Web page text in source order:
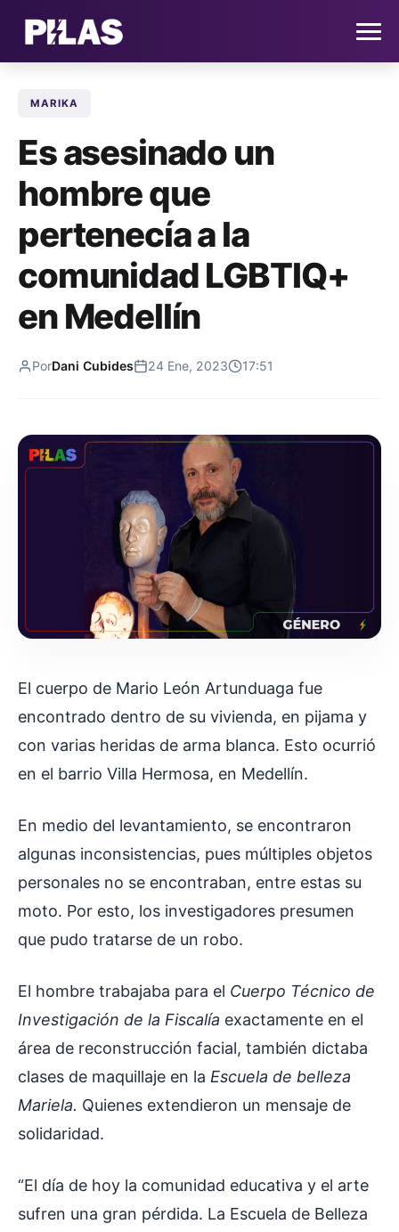
NOTICIAS
QUIÉNES SOMOS
CONTACTO
SUSCRÍBETE
MARIKA
Es asesinado un
hombre que
pertenecía a la
comunidad LGBTIQ+
en Medellín
PorDani Cubides 24 Ene, 2023 17:51
El cuerpo de Mario León Artunduaga fue
encontrado dentro de su vivienda, en pijama y
con varias heridas de arma blanca. Esto ocurrió
en el barrio Villa Hermosa, en Medellín.
En medio del levantamiento, se encontraron
algunas inconsistencias, pues múltiples objetos
personales no se encontraban, entre estas su
moto. Por esto, los investigadores presumen
que pudo tratarse de un robo.
El hombre trabajaba para el Cuerpo Técnico de
Investigación de la Fiscalía exactamente en el
área de reconstrucción facial, también dictaba
clases de maquillaje en la Escuela de belleza
Mariela. Quienes extendieron un mensaje de
solidaridad.
“El día de hoy la comunidad educativa y el arte
sufren una gran pérdida. La Escuela de Belleza